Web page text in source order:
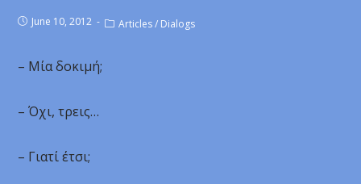
June 10, 2012 Articles / Dialogs
– Μία δοκιμή;
– Όχι, τρεις…
– Γιατί έτσι;